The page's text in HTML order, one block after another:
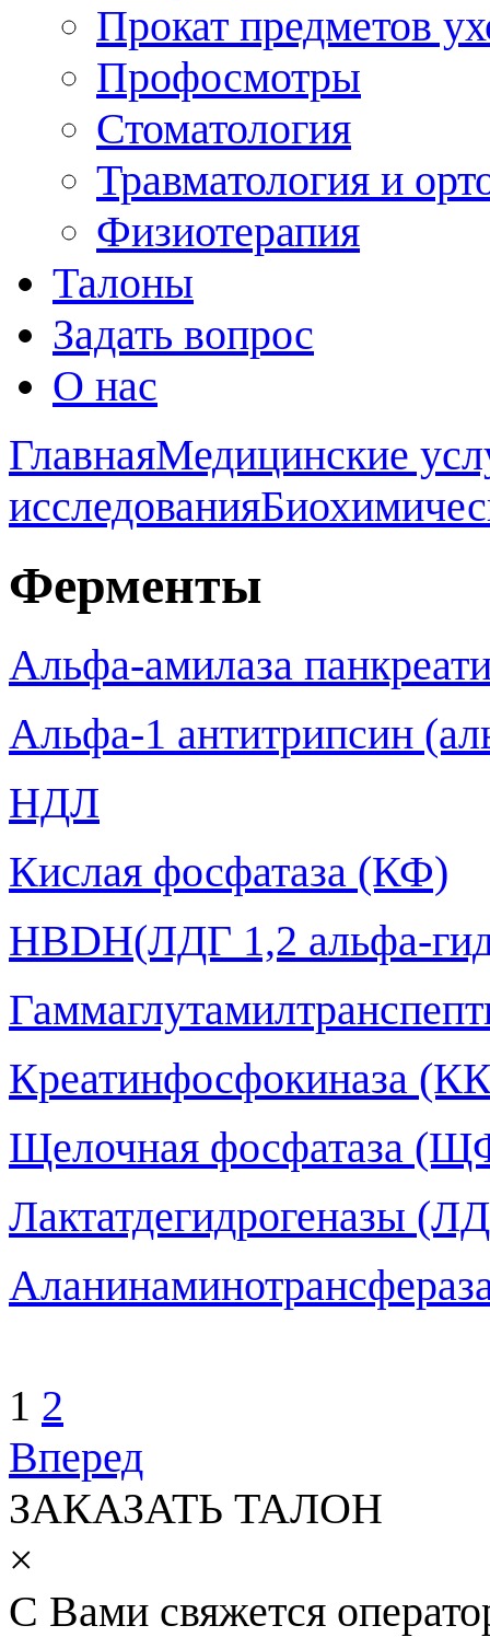
Прокат предметов
Профосмотры
Стоматология
Травматология и
Физиотерапия
Талоны
Задать вопрос
О нас
ГлавнаяМедицинские
исследования
Ферменты
Альфа-амилаза
Альфа-1 антитрипсин
НДЛ
Кислая фосфатаза (КФ)
HBDH(ЛДГ 1,2 альфа-
Креатинфосфокиназа
Щелочная фосфатаза
Лактатдегидрогеназы
1 2
Вперед
ЗАКАЗАТЬ ТАЛОН
×
С Вами свяжется